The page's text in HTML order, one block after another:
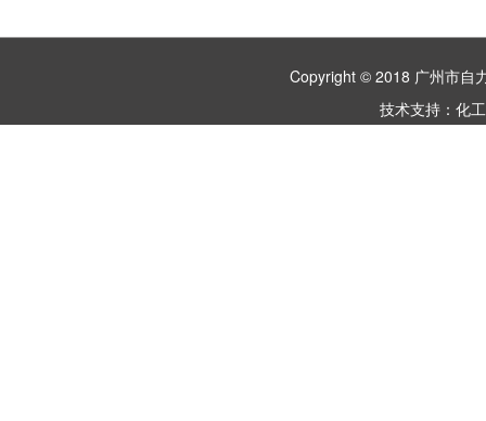
Copyright © 2018 广州市
技术支持： 化